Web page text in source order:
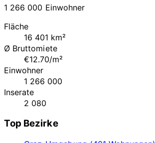
1 266 000 Einwohner
Fläche
16 401 km²
Ø Bruttomiete
€12.70/m²
Einwohner
1 266 000
Inserate
2 080
Top Bezirke